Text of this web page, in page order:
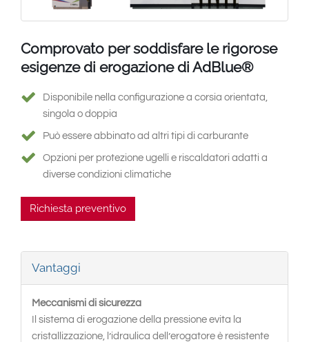
Comprovato per soddisfare le rigorose
esigenze di erogazione di AdBlue®
Disponibile nella configurazione a corsia orientata,
singola o doppia
Può essere abbinato ad altri tipi di carburante
Opzioni per protezione ugelli e riscaldatori adatti a
diverse condizioni climatiche
Richiesta preventivo
Vantaggi
Meccanismi di sicurezza
Il sistema di erogazione della pressione evita la
cristallizzazione, l’idraulica dell’erogatore è resistente